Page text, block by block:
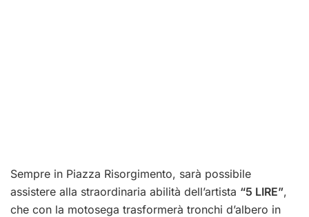
Sempre in Piazza Risorgimento, sarà possibile
assistere alla straordinaria abilità dell’artista “5 LIRE”,
che con la motosega trasformerà tronchi d’albero in